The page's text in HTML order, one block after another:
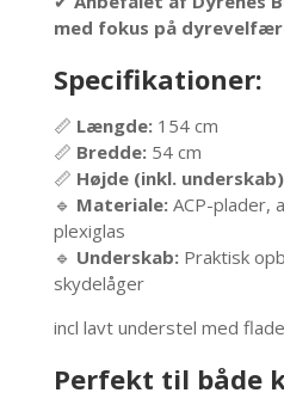
med fokus på
Specifikationer:
📏 Længde:154 cm
📏 Bredde:54 cm
📏 Højde (inkl.
🔹 Materiale:ACP-plader,
plexiglas
🔹 Underskab:Praktisk
skydelåger
incl lavt understel med
Perfekt til både